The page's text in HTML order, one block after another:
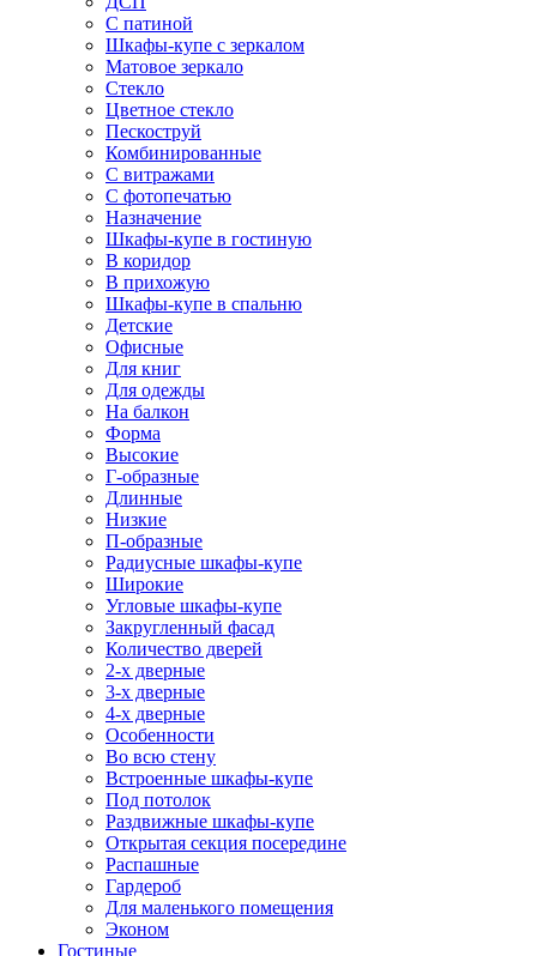
С патиной
Шкафы-купе с зеркалом
Матовое зеркало
Стекло
Цветное стекло
Пескоструй
Комбинированные
С витражами
С фотопечатью
Назначение
Шкафы-купе в гостиную
В коридор
В прихожую
Шкафы-купе в спальню
Детские
Офисные
Для книг
Для одежды
На балкон
Форма
Высокие
Г-образные
Длинные
Низкие
П-образные
Радиусные шкафы-купе
Широкие
Угловые шкафы-купе
Закругленный фасад
Количество дверей
2-х дверные
3-х дверные
4-х дверные
Особенности
Во всю стену
Встроенные шкафы-купе
Под потолок
Раздвижные шкафы-купе
Открытая секция посередине
Распашные
Гардероб
Для маленького помещения
Эконом
Гостиные